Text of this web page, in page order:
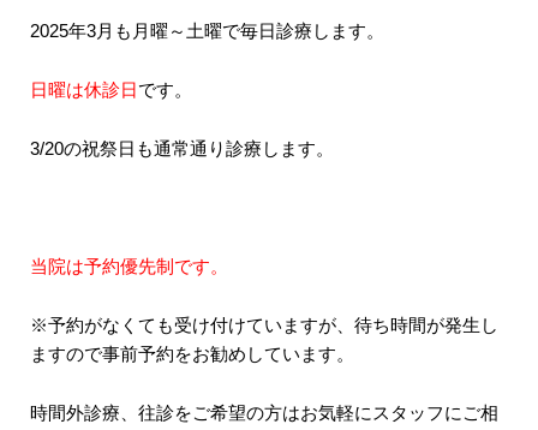
2025年3月も月曜～土曜で毎日診療します。
日曜は休診日です。
3/20の祝祭日も通常通り診療します。
当院は予約優先制です。
※予約がなくても受け付けていますが、待ち時間が発生し
ますので事前予約をお勧めしています。
時間外診療、往診をご希望の方はお気軽にスタッフにご相